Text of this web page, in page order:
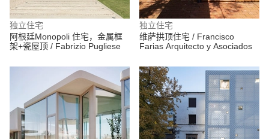
独立住宅
阿根廷Monopoli 住宅，金属框
架+瓷屋顶 / Fabrizio Pugliese
独立住宅
维萨拱顶住宅 / Francisco
Farias Arquitecto y Asociados